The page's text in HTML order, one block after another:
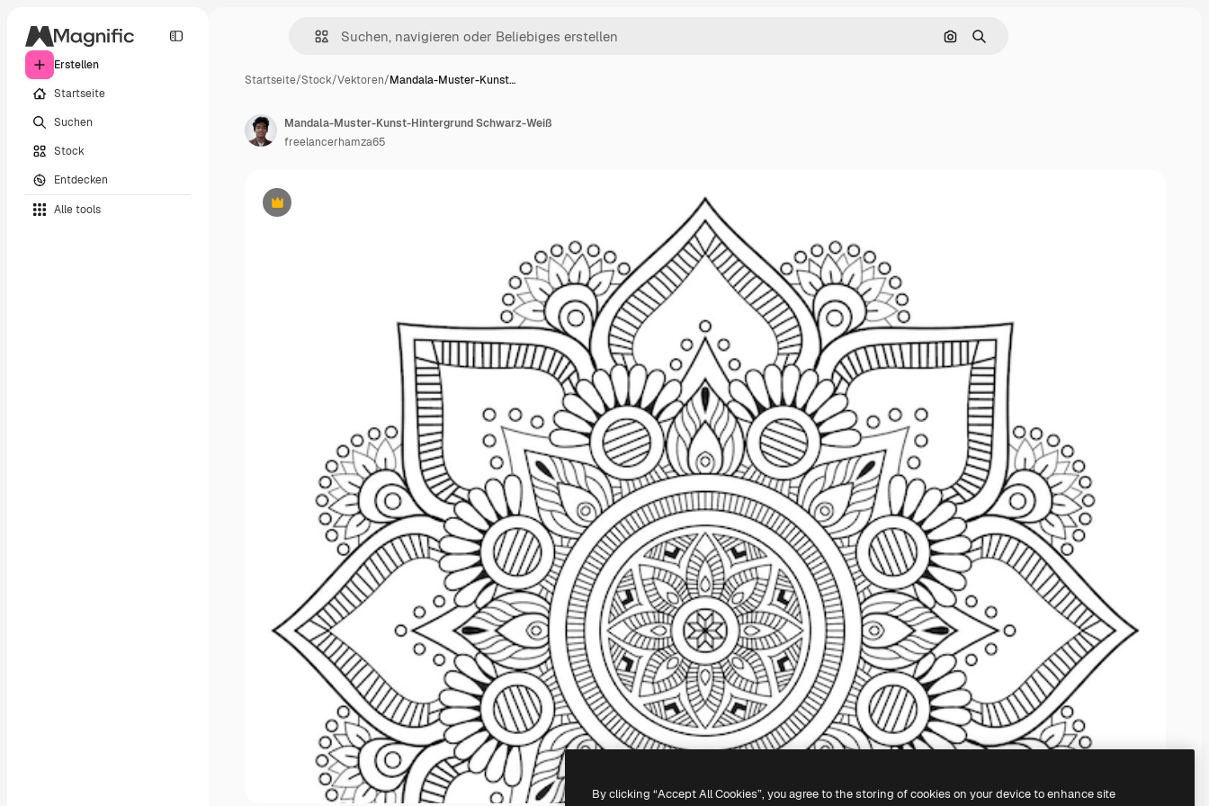
Erstellen
Startseite
Suchen
Stock
Entdecken
Alle tools
Nach Bild suchen
Suchen
Startseite/Stock/Vektoren/Mandala-Muster-Kunst…
Premium
Mandala-Muster-Kunst-Hintergrund Schwarz-Weiß
freelancerhamza65
By clicking “Accept All Cookies”, you agree to the storing of cookies on your device to enhance site